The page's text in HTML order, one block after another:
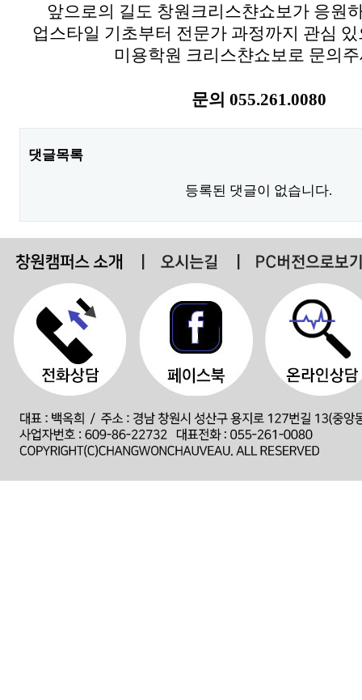
앞으로의 길도 창원크리스챤쇼보가 응원
업스타일 기초부터 전문가 과정까지 관심
미용학원 크리스챤쇼보로 문의
문의 055.261.0080
댓글목록
등록된 댓글이 없습니다.